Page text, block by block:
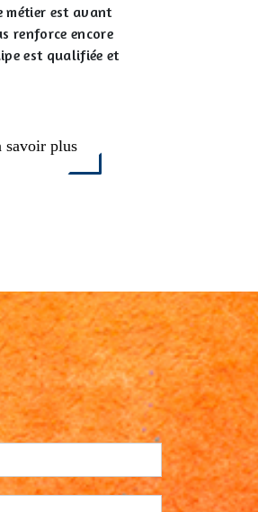
métier est avant
renforce encore
est qualifiée et
savoir plus